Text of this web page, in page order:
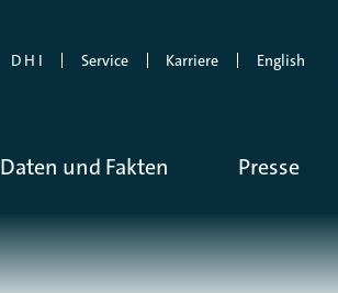
D H I Service Karriere English
Daten und Fakten Presse